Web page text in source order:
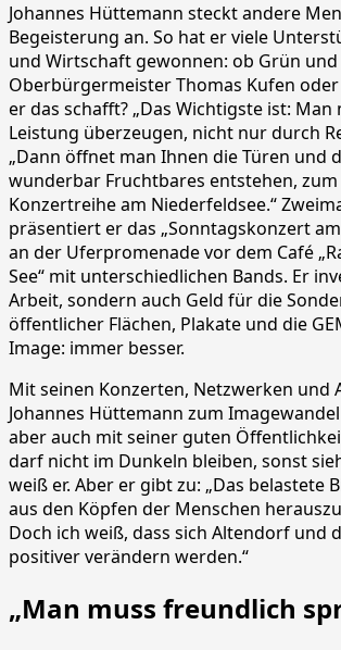
Johannes Hüttemann steckt andere
Begeisterung an. So hat er viele
und Wirtschaft gewonnen: ob Grün und
Oberbürgermeister Thomas Kufen oder
er das schafft? „Das Wichtigste ist: Man
Leistung überzeugen, nicht nur durch
„Dann öffnet man Ihnen die Türen und
wunderbar Fruchtbares entstehen, zum
Konzertreihe am Niederfeldsee.“
präsentiert er das „Sonntagskonzert
an der Uferpromenade vor dem Café
See“ mit unterschiedlichen Bands. Er
Arbeit, sondern auch Geld für die
öffentlicher Flächen, Plakate und die
Image: immer besser.
Mit seinen Konzerten, Netzwerken und
Johannes Hüttemann zum
aber auch mit seiner guten
darf nicht im Dunkeln bleiben, sonst
weiß er. Aber er gibt zu: „Das belastete
aus den Köpfen der Menschen
Doch ich weiß, dass sich Altendorf und
positiver verändern werden.“
„Man muss freundlich